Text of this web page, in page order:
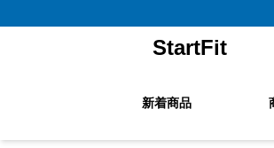
StartFit
新着商品